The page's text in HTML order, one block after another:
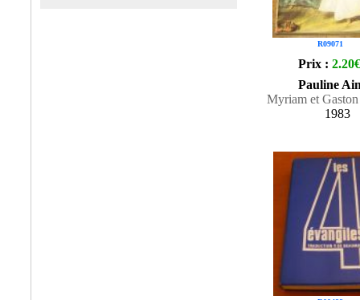
R09071
Prix : 2.20€
Pauline
Myriam et
1983